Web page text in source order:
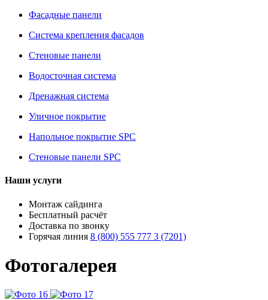
Фасадные панели
Система крепления фасадов
Стеновые панели
Водосточная система
Дренажная система
Уличное покрытие
Напольное покрытие SPC
Стеновые панели SPC
Наши услуги
Монтаж сайдинга
Бесплатный расчёт
Доставка по звонку
Горячая линия 8 (800) 555 777 3 (7201)
Фотогалерея